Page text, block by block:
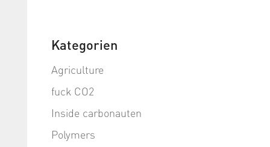
Kategorien
Agriculture
fuck CO2
Inside carbonauten
Polymers